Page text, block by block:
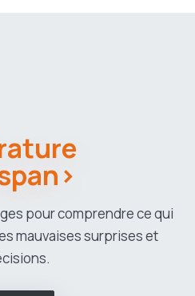
pour comprendre ce qui
mauvaises surprises et